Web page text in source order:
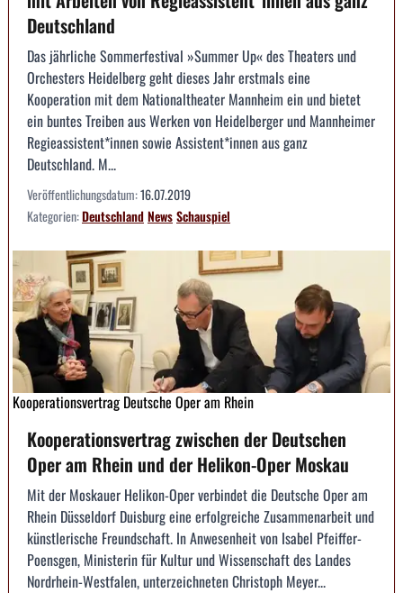
Deutschland
Das jährliche Sommerfestival »Summer Up« des Theaters und
Orchesters Heidelberg geht dieses Jahr erstmals eine
Kooperation mit dem Nationaltheater Mannheim ein und bietet
ein buntes Treiben aus Werken von Heidelberger und Mannheimer
Regieassistent*innen sowie Assistent*innen aus ganz
Deutschland. M...
Veröffentlichungsdatum:16.07.2019
Kategorien:DeutschlandNewsSchauspiel
Kooperationsvertrag Deutsche Oper am Rhein
Kooperationsvertrag zwischen der Deutschen
Oper am Rhein und der Helikon-Oper Moskau
Mit der Moskauer Helikon-Oper verbindet die Deutsche Oper am
Rhein Düsseldorf Duisburg eine erfolg­reiche Zusammenarbeit und
künstlerische Freundschaft. In Anwesenheit von Isabel Pfeiffer-
Poensgen, Ministerin für Kultur und Wissenschaft des Landes
Nordrhein-Westfalen, unterzeichneten Christoph Meyer...